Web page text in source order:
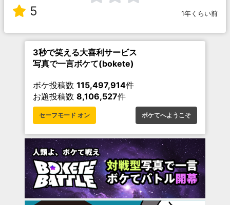
5 1年くらい前
3秒で笑える大喜利サービス
写真で一言ボケて(bokete)
ボケ投稿数 115,497,914件
お題投稿数 8,106,527件
セーフモード オン ボケてへようこそ